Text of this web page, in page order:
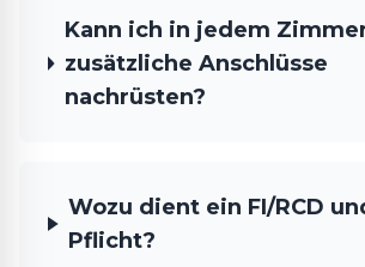
Kann ich in jedem
zusätzliche Anschlüsse
nachrüsten?
Wozu dient ein FI/RCD
Pflicht?